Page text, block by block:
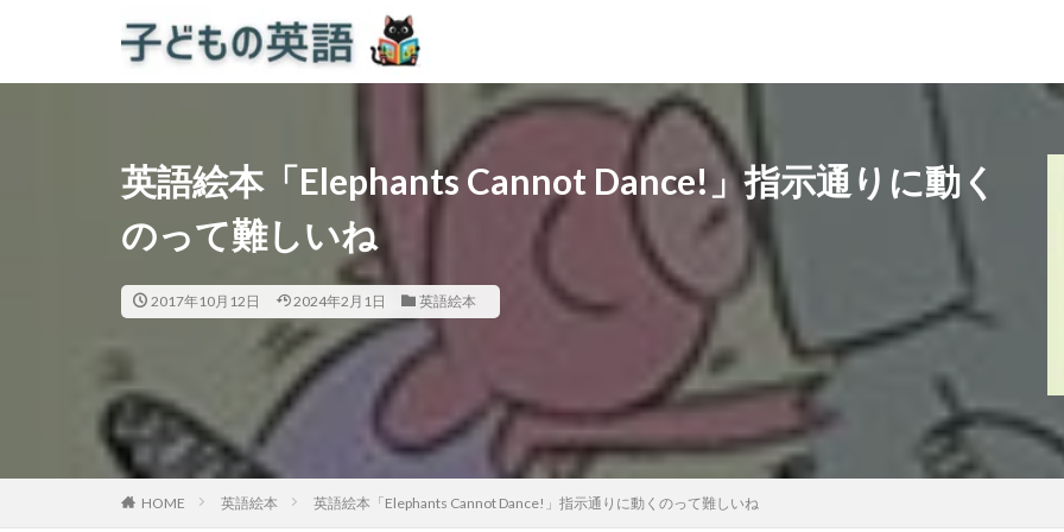
英語絵本「Elephants Cannot Dance!」指示通りに動く
のって難しいね
2017年10月12日 2024年2月1日 英語絵本
HOME 英語絵本 英語絵本「Elephants Cannot Dance!」指示通りに動くのって難しいね